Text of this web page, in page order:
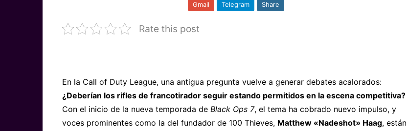
Gmail Telegram Share
Rate this post
En la Call of Duty League, una antigua pregunta vuelve a generar debates acalorados:
¿Deberían los rifles de francotirador seguir estando permitidos en la escena competitiva?
Con el inicio de la nueva temporada de Black Ops 7, el tema ha cobrado nuevo impulso, y
voces prominentes como la del fundador de 100 Thieves, Matthew «Nadeshot» Haag, están